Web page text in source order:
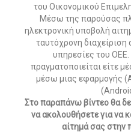
του Οικονομικού
Μέσω της παρούσας
ηλεκτρονική υποβολή
ταυτόχρονη διαχείριση
υπηρεσίες του
πραγματοποιείται είτε
μέσω μιας εφαρμογής
Στο παραπάνω βίντεο θα
να ακολουθήσετε για να
αίτημά σας στην